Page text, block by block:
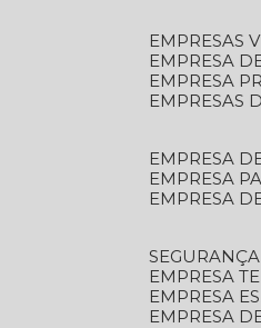
EMPRESAS
EMPRESA
EMPRESA
EMPRESA
EMPRESA
EMPRESA
EMPRESA
EMPRESA
EMPRESA